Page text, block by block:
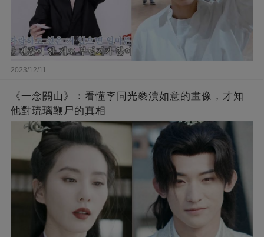
2023/12/11
《一念關山》：看懂李同光褻瀆如意的畫像，才知
他對琉璃鞭尸的真相